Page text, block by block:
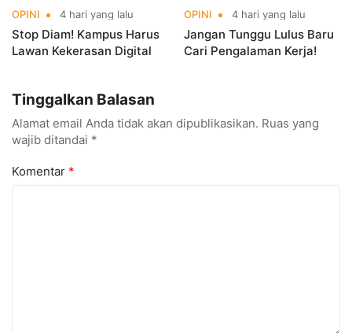
OPINI 4 hari yang lalu
Stop Diam! Kampus Harus
Lawan Kekerasan Digital
OPINI 4 hari yang lalu
Jangan Tunggu Lulus Baru
Cari Pengalaman Kerja!
Tinggalkan Balasan
Alamat email Anda tidak akan dipublikasikan. Ruas yang
wajib ditandai *
Komentar *